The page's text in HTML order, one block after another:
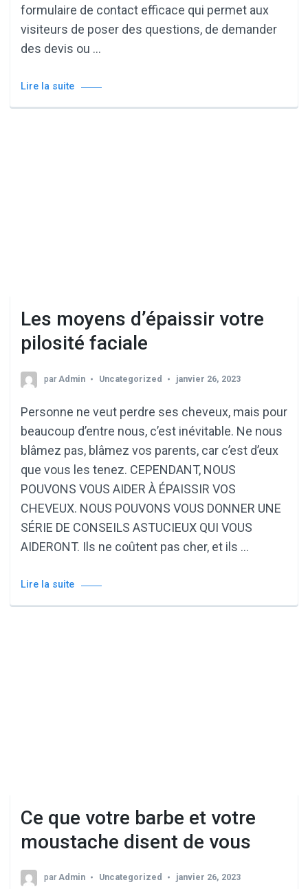
formulaire de contact efficace qui permet aux
visiteurs de poser des questions, de demander
des devis ou …
Lire la suite
Les moyens d’épaissir votre
pilosité faciale
parAdmin Uncategorized janvier 26, 2023
Personne ne veut perdre ses cheveux, mais pour
beaucoup d’entre nous, c’est inévitable. Ne nous
blâmez pas, blâmez vos parents, car c’est d’eux
que vous les tenez. CEPENDANT, NOUS
POUVONS VOUS AIDER À ÉPAISSIR VOS
CHEVEUX. NOUS POUVONS VOUS DONNER UNE
SÉRIE DE CONSEILS ASTUCIEUX QUI VOUS
AIDERONT. Ils ne coûtent pas cher, et ils …
Lire la suite
Ce que votre barbe et votre
moustache disent de vous
parAdmin Uncategorized janvier 26, 2023